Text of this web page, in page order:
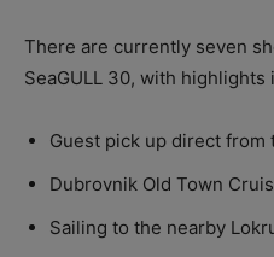
There are currently seven
SeaGULL 30, with highlights
Guest pick up direct from
Dubrovnik Old Town
Sailing to the nearby